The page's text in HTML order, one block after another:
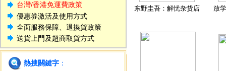
台灣/香港免運費政策
優惠券激活及使用方式
全面服務保障、退換貨政策
送貨上門及超商取貨方式
熱搜關鍵字 ：
东野圭吾：解忧杂货店 放